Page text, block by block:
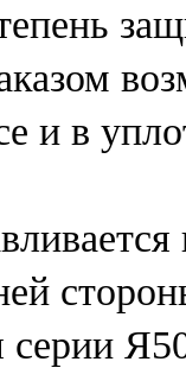
и в